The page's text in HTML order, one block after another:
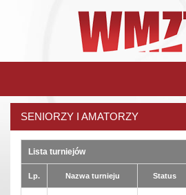
SENIORZY I AMATORZY
Lista turniejów
Lp. Nazwa turnieju Status